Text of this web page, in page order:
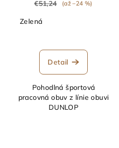
€51,24
(až –24 %)
Zelená
Detail
Pohodlná športová
pracovná obuv z línie obuvi
DUNLOP